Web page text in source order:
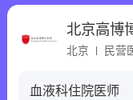
北京高博
北京 民营
血液科住院医师